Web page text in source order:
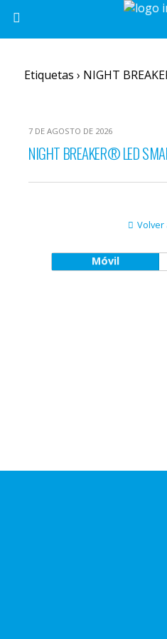
Etiquetas › NIGHT
7 DE AGOSTO DE 2026
NIGHT BREAKER® LED
Volver
Móvil